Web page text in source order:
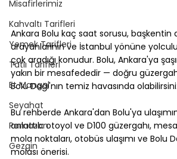
Misafirlerimiz
Kahvaltı Tarifleri
Yemek Tarifleri
Tatlı Tarifleri
Et Mangal
Seyahat
Ramazan
Gezgin
Ankara Bolu kaç saat sorusu, başkentin
arayanlarının ve İstanbul yönüne
çok aradığı konudur. Bolu, Ankara'ya
yakın bir mesafededir — doğru
Bolu Dağı'nın temiz havasında
Bu rehberde Ankara'dan Bolu'ya
anlattık: otoyol ve D100 güzergahı,
mola noktaları, otobüs ulaşımı ve Bolu
molası önerisi.